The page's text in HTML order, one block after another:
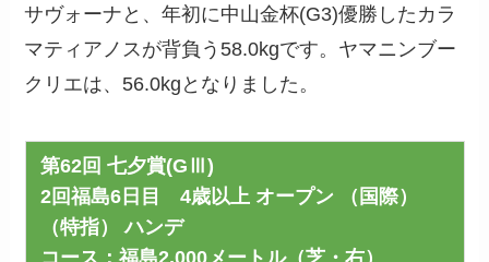
サヴォーナと、年初に中山金杯(G3)優勝したカラ
マティアノスが背負う58.0kgです。ヤマニンブー
クリエは、56.0kgとなりました。
第62回 七夕賞(GⅢ)
2回福島6日目 4歳以上 オープン （国際）
（特指） ハンデ
コース：福島2,000メートル（芝・右）